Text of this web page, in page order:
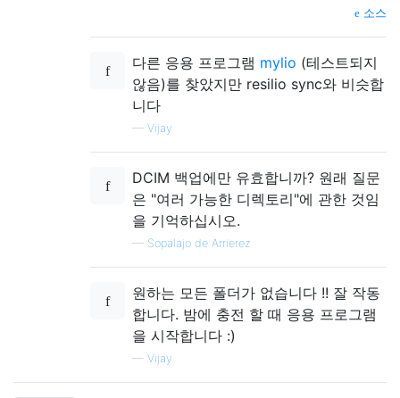
소스
다른 응용 프로그램 mylio (테스트되지
않음)를 찾았지만 resilio sync와 비슷합
니다
— Vijay
DCIM 백업에만 유효합니까? 원래 질문
은 "여러 가능한 디렉토리"에 관한 것임
을 기억하십시오.
— Sopalajo de Arrierez
원하는 모든 폴더가 없습니다 !! 잘 작동
합니다. 밤에 충전 할 때 응용 프로그램
을 시작합니다 :)
— Vijay